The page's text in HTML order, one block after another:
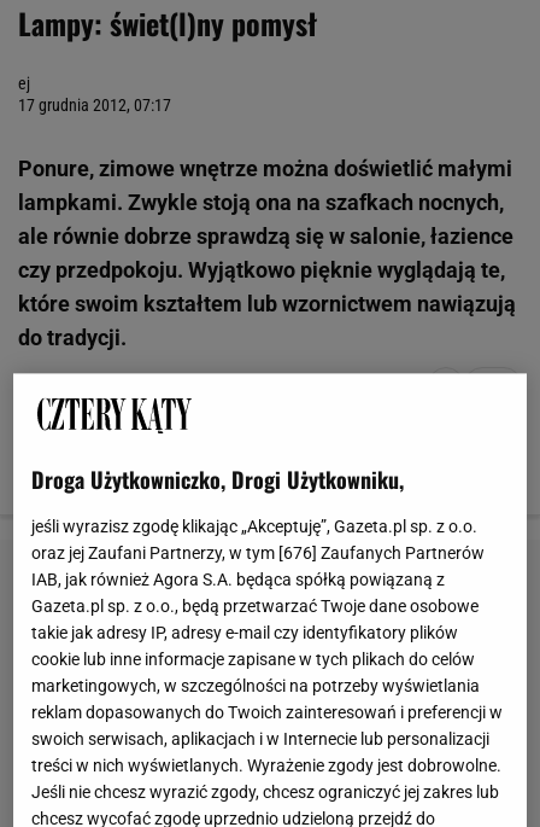
Lampy: świet(l)ny pomysł
ej
17 grudnia 2012, 07:17
Ponure, zimowe wnętrze można doświetlić małymi
lampkami. Zwykle stoją ona na szafkach nocnych,
ale równie dobrze sprawdzą się w salonie, łazience
czy przedpokoju. Wyjątkowo pięknie wyglądają te,
które swoim kształtem lub wzornictwem nawiązują
do tradycji.
Droga Użytkowniczko, Drogi Użytkowniku,
jeśli wyrazisz zgodę klikając „Akceptuję”, Gazeta.pl sp. z o.o.
oraz jej Zaufani Partnerzy, w tym [676] Zaufanych Partnerów
IAB, jak również Agora S.A. będąca spółką powiązaną z
Gazeta.pl sp. z o.o., będą przetwarzać Twoje dane osobowe
takie jak adresy IP, adresy e-mail czy identyfikatory plików
cookie lub inne informacje zapisane w tych plikach do celów
marketingowych, w szczególności na potrzeby wyświetlania
reklam dopasowanych do Twoich zainteresowań i preferencji w
swoich serwisach, aplikacjach i w Internecie lub personalizacji
treści w nich wyświetlanych. Wyrażenie zgody jest dobrowolne.
Jeśli nie chcesz wyrazić zgody, chcesz ograniczyć jej zakres lub
chcesz wycofać zgodę uprzednio udzieloną przejdź do